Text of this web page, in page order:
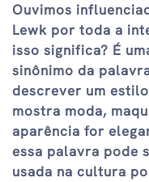
Ouvimos
Lewk por toda a
isso significa? É
sinônimo da
descrever um
mostra moda,
aparência for
essa palavra pode
usada na cultura